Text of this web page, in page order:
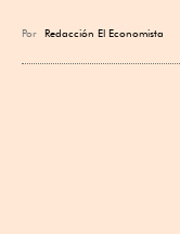
Por Redacción El Economista